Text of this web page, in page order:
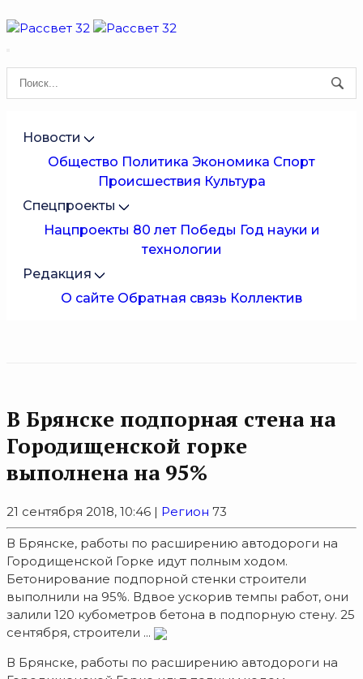
Новости
Общество Политика Экономика Спорт
Происшествия Культура
Спецпроекты
Нацпроекты 80 лет Победы Год науки и
технологии
Редакция
О сайте Обратная связь Коллектив
В Брянске подпорная стена на
Городищенской горке
выполнена на 95%
21 сентября 2018, 10:46 | Регион 73
В Брянске, работы по расширению автодороги на
Городищенской Горке идут полным ходом.
Бетонирование подпорной стенки строители
выполнили на 95%. Вдвое ускорив темпы работ, они
залили 120 кубометров бетона в подпорную стену. 25
сентября, строители ...
В Брянске, работы по расширению автодороги на